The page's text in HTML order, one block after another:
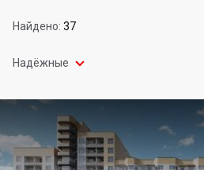
Найдено: 37
Надёжные 